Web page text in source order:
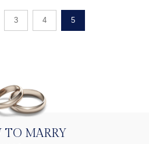
3 4 5
TO MARRY